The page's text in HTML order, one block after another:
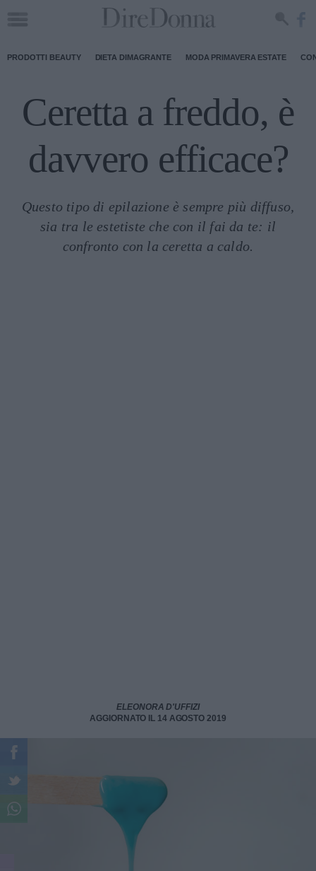
PRODOTTI BEAUTY DIETA DIMAGRANTE MODA PRIMAVERA ESTATE
Ceretta a freddo, è
davvero efficace?
Questo tipo di epilazione è sempre più diffuso,
sia tra le estetiste che con il fai da te: il
confronto con la ceretta a caldo.
ELEONORA D'UFFIZI
AGGIORNATO IL 14 AGOSTO 2019